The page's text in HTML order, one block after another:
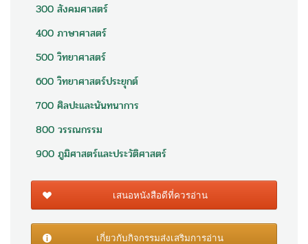
300 สังคมศาสตร์
400 ภาษาศาสตร์
500 วิทยาศาสตร์
600 วิทยาศาสตร์ประยุกต์
700 ศิลปะและนันทนาการ
800 วรรณกรรม
900 ภูมิศาสตร์และประวัติศาสตร์
เสนอหนังสือดีที่ควรอ่าน
เกี่ยวกับกิจกรรมส่งเสริมการอ่าน